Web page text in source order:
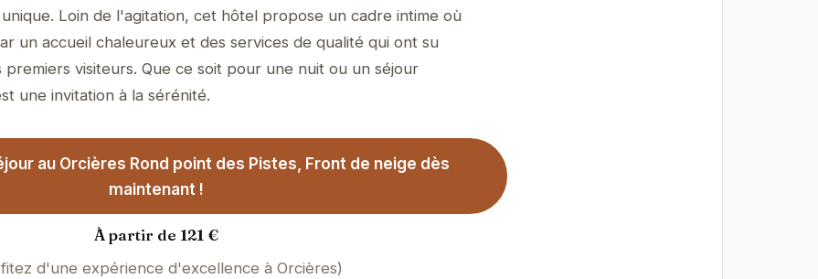
Loin de l'agitation, cet hôtel propose un cadre intime où
un accueil chaleureux et des services de qualité qui ont su
visiteurs. Que ce soit pour une nuit ou un séjour
une invitation à la sérénité.
au Orcières Rond point des Pistes, Front de neige dès
maintenant !
À partir de 121 €
d'une expérience d'excellence à Orcières)